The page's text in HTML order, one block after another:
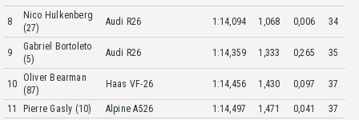
8
Nico Hulkenberg
(27)
Audi R26 1:14,094 1,068 0,006 34
9
Gabriel Bortoleto
(5)
Audi R26 1:14,359 1,333 0,265 35
10
Oliver Bearman
(87)
Haas VF-26 1:14,456 1,430 0,097 37
11 Pierre Gasly (10) Alpine A526 1:14,497 1,471 0,041
37